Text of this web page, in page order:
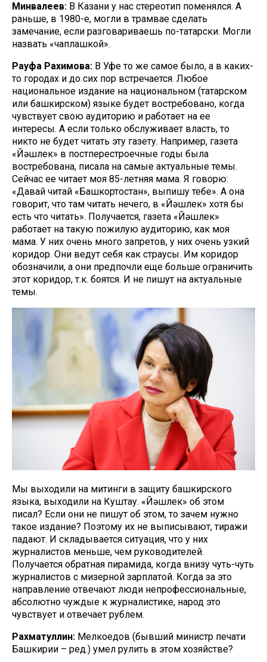
Минвалеев: В Казани у нас стереотип поменялся. А
раньше, в 1980-е, могли в трамвае сделать
замечание, если разговариваешь по-татарски. Могли
назвать «чаплашкой».
Рауфа Рахимова: В Уфе то же самое было, а в каких-
то городах и до сих пор встречается. Любое
национальное издание на национальном (татарском
или башкирском) языке будет востребовано, когда
чувствует свою аудиторию и работает на ее
интересы. А если только обслуживает власть, то
никто не будет читать эту газету. Например, газета
«Йәшлек» в постперестроечные годы была
востребована, писала на самые актуальные темы.
Сейчас ее читает моя 85-летняя мама. Я говорю:
«Давай читай «Башкортостан», выпишу тебе». А она
говорит, что там читать нечего, в «Йәшлек» хотя бы
есть что читать». Получается, газета «Йәшлек»
работает на такую пожилую аудиторию, как моя
мама. У них очень много запретов, у них очень узкий
коридор. Они ведут себя как страусы. Им коридор
обозначили, а они предпочли еще больше ограничить
этот коридор, т.к. боятся. И не пишут на актуальные
темы.
Мы выходили на митинги в защиту башкирского
языка, выходили на Куштау. «Йәшлек» об этом
писал? Если они не пишут об этом, то зачем нужно
такое издание? Поэтому их не выписывают, тиражи
падают. И складывается ситуация, что у них
журналистов меньше, чем руководителей.
Получается обратная пирамида, когда внизу чуть-чуть
журналистов с мизерной зарплатой. Когда за это
направление отвечают люди непрофессиональные,
абсолютно чуждые к журналистике, народ это
чувствует и отвечает рублем.
Рахматуллин: Мелкоедов (бывший министр печати
Башкирии – ред.) умел рулить в этом хозяйстве?